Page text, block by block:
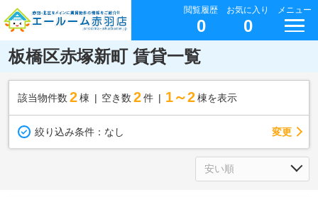
閲覧履歴
0
お気に入り
0
メニュー
板橋区赤塚新町 賃貸一覧
該当物件数 2棟 空き数 2 件 1～2 棟を表示
絞り込み条件： なし 変更